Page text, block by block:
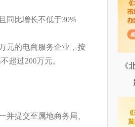
比增长不低于30%
元的电商服务企业，按
超过200万元。
提交至属地商务局、
《